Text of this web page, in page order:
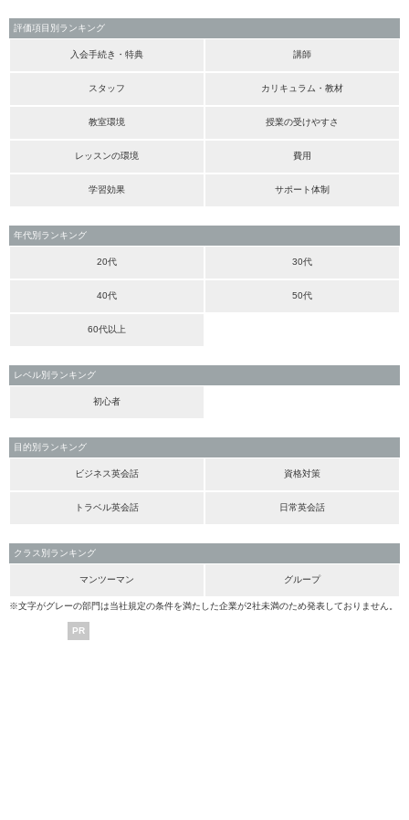
評価項目別ランキング
入会手続き・特典 講師
スタッフ カリキュラム・教材
教室環境 授業の受けやすさ
レッスンの環境 費用
学習効果 サポート体制
年代別ランキング
20代 30代
40代 50代
60代以上
レベル別ランキング
初心者
目的別ランキング
ビジネス英会話 資格対策
トラベル英会話 日常英会話
クラス別ランキング
マンツーマン グループ
※文字がグレーの部門は当社規定の条件を満たした企業が2社未満のため発表しておりません。
PR